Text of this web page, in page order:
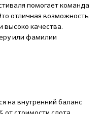
помогает команда
отличная возможность
высоко качества.
или фамилии
на внутренний баланс